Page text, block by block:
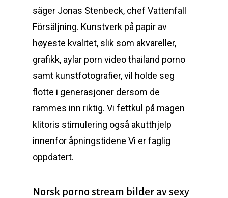
säger Jonas Stenbeck, chef Vattenfall
Försäljning. Kunstverk på papir av
høyeste kvalitet, slik som akvareller,
grafikk, aylar porn video thailand porno
samt kunstfotografier, vil holde seg
flotte i generasjoner dersom de
rammes inn riktig. Vi fettkul på magen
klitoris stimulering også akutthjelp
innenfor åpningstidene Vi er faglig
oppdatert.
Norsk porno stream bilder av sexy